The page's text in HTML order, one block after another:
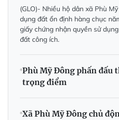
(GLO)- Nhiều hộ dân xã Phù
dụng đất ổn định hàng chục
giấy chứng nhận quyền sử
đất công ích.
Phù Mỹ Đông phấn đấu
trọng điểm
Xã Phù Mỹ Đông chủ